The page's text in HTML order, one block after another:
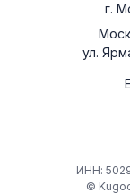
г.
ул.
©
ИНН: